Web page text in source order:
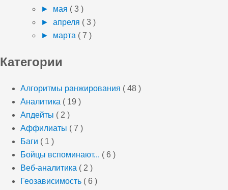
► мая ( 3 )
► апреля ( 3 )
► марта ( 7 )
Категории
Алгоритмы ранжирования ( 48 )
Аналитика ( 19 )
Апдейты ( 2 )
Аффилиаты ( 7 )
Баги ( 1 )
Бойцы вспоминают... ( 6 )
Веб-аналитика ( 2 )
Геозависимость ( 6 )